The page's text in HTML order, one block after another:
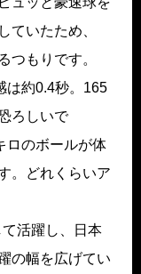
ていたため、
つもりです。
は約0.4秒。165
ろしいで
のボールが体
。どれくらいア
活躍し、日本
の幅を広げてい